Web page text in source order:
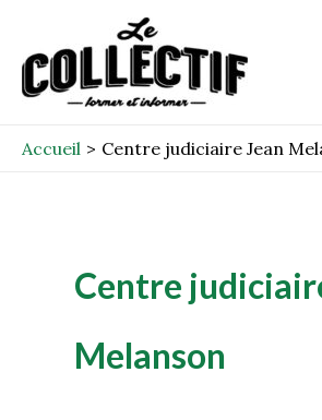
contenu
Accueil Centre judiciaire Jean
Centre
Melanson